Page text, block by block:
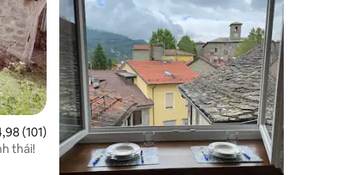
hạng trung bình 4,98/5, 101 đánh giá
(101)
thái!